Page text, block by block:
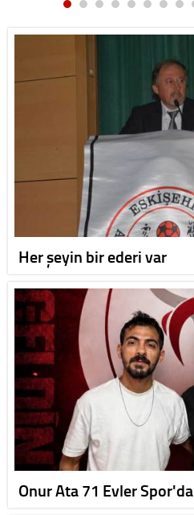
Her şeyin bir ederi var
Onur Ata 71 Evler Spor'da